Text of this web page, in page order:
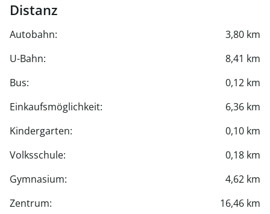
Distanz
Autobahn:
3,80 km
U-Bahn:
8,41 km
Bus:
0,12 km
Einkaufsmöglichkeit:
6,36 km
Kindergarten:
0,10 km
Volksschule:
0,18 km
Gymnasium:
4,62 km
Zentrum:
16,46 km